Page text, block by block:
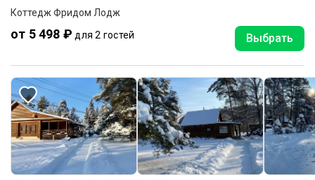
Коттедж Фридом Лодж
от 5 498 ₽ для 2 гостей Выбрать